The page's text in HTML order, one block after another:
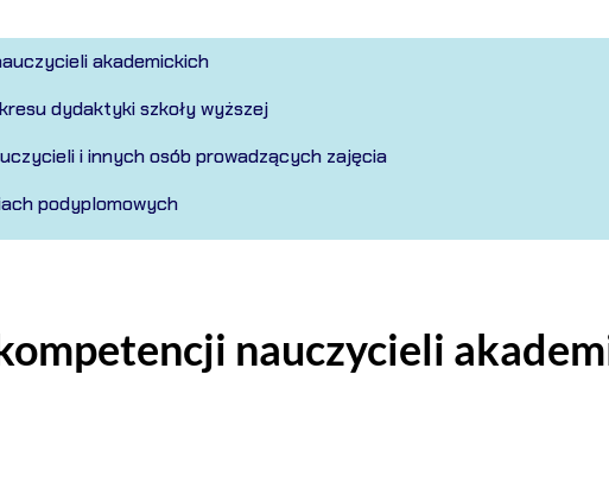
akademickich
dydaktyki szkoły wyższej
i innych osób prowadzących zajęcia
podyplomowych
nauczycieli